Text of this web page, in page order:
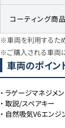
コーティング商
※車両を利用するため
※ご購入される車両
車両のポイン
・ ラゲージマネジメ
・ 取説/スペアキー
・ 自然吸気V6エンジ